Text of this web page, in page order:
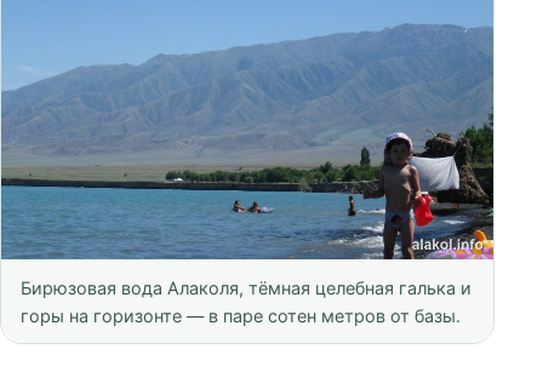
Бирюзовая вода Алаколя, тёмная целебная галька и
горы на горизонте — в паре сотен метров от базы.